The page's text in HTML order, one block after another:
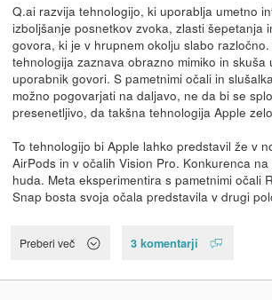
Q.ai razvija tehnologijo, ki uporablja umetno
izboljšanje posnetkov zvoka, zlasti šepetanja
govora, ki je v hrupnem okolju slabo
tehnologija zaznava obrazno mimiko in skuša
uporabnik govori. S pametnimi očali in
možno pogovarjati na daljavo, ne da bi se
presenetljivo, da takšna tehnologija Apple
To tehnologijo bi Apple lahko predstavil že v
AirPods in v očalih Vision Pro. Konkurenca
huda. Meta eksperimentira s pametnimi očali
Snap bosta svoja očala predstavila v drugi
Preberi več 3 komentarji